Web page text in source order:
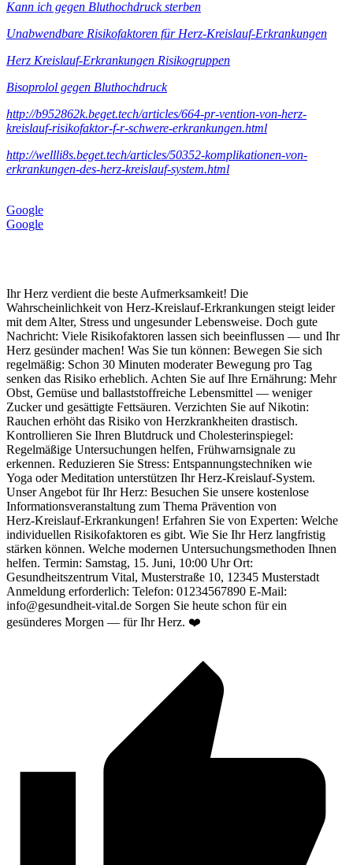
Kann ich gegen Bluthochdruck sterben
Unabwendbare Risikofaktoren für Herz-Kreislauf-Erkrankungen
Herz Kreislauf-Erkrankungen Risikogruppen
Bisoprolol gegen Bluthochdruck
http://b952862k.beget.tech/articles/664-pr-vention-von-herz-
kreislauf-risikofaktor-f-r-schwere-erkrankungen.html
http://wellli8s.beget.tech/articles/50352-komplikationen-von-
erkrankungen-des-herz-kreislauf-system.html
Google
Google
Ihr Herz verdient die beste Aufmerksamkeit! Die
Wahrscheinlichkeit von Herz‑Kreislauf‑Erkrankungen steigt leider
mit dem Alter, Stress und ungesunder Lebensweise. Doch gute
Nachricht: Viele Risikofaktoren lassen sich beeinflussen — und Ihr
Herz gesünder machen! Was Sie tun können: Bewegen Sie sich
regelmäßig: Schon 30 Minuten moderater Bewegung pro Tag
senken das Risiko erheblich. Achten Sie auf Ihre Ernährung: Mehr
Obst, Gemüse und ballaststoffreiche Lebensmittel — weniger
Zucker und gesättigte Fettsäuren. Verzichten Sie auf Nikotin:
Rauchen erhöht das Risiko von Herzkrankheiten drastisch.
Kontrollieren Sie Ihren Blutdruck und Cholesterinspiegel:
Regelmäßige Untersuchungen helfen, Frühwarnsignale zu
erkennen. Reduzieren Sie Stress: Entspannungstechniken wie
Yoga oder Meditation unterstützen Ihr Herz‑Kreislauf‑System.
Unser Angebot für Ihr Herz: Besuchen Sie unsere kostenlose
Informationsveranstaltung zum Thema Prävention von
Herz‑Kreislauf‑Erkrankungen! Erfahren Sie von Experten: Welche
individuellen Risikofaktoren es gibt. Wie Sie Ihr Herz langfristig
stärken können. Welche modernen Untersuchungsmethoden Ihnen
helfen. Termin: Samstag, 15. Juni, 10:00 Uhr Ort:
Gesundheitszentrum Vital, Musterstraße 10, 12345 Musterstadt
Anmeldung erforderlich: Telefon: 01234567890 E‑Mail:
info@gesundheit-vital.de Sorgen Sie heute schon für ein
gesünderes Morgen — für Ihr Herz. ❤️